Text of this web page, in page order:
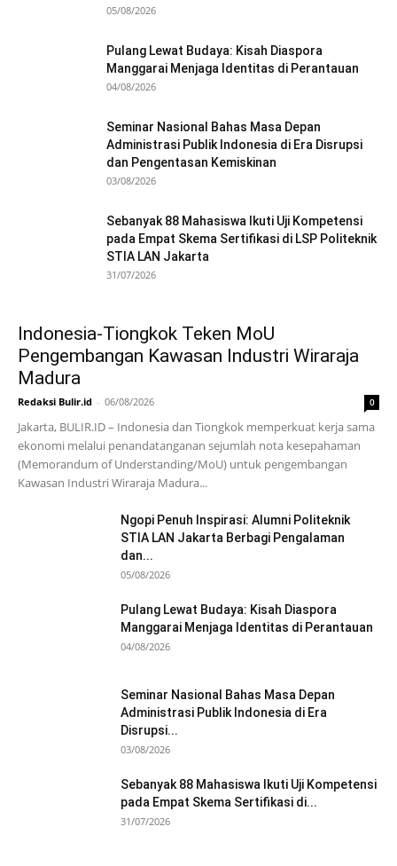
05/08/2026
Pulang Lewat Budaya: Kisah Diaspora
Manggarai Menjaga Identitas di Perantauan
04/08/2026
Seminar Nasional Bahas Masa Depan
Administrasi Publik Indonesia di Era Disrupsi
dan Pengentasan Kemiskinan
03/08/2026
Sebanyak 88 Mahasiswa Ikuti Uji Kompetensi
pada Empat Skema Sertifikasi di LSP Politeknik
STIA LAN Jakarta
31/07/2026
Indonesia-Tiongkok Teken MoU
Pengembangan Kawasan Industri Wiraraja
Madura
Redaksi Bulir.id - 06/08/2026 0
Jakarta, BULIR.ID – Indonesia dan Tiongkok memperkuat kerja sama
ekonomi melalui penandatanganan sejumlah nota kesepahaman
(Memorandum of Understanding/MoU) untuk pengembangan
Kawasan Industri Wiraraja Madura...
Ngopi Penuh Inspirasi: Alumni Politeknik
STIA LAN Jakarta Berbagi Pengalaman
dan...
05/08/2026
Pulang Lewat Budaya: Kisah Diaspora
Manggarai Menjaga Identitas di Perantauan
04/08/2026
Seminar Nasional Bahas Masa Depan
Administrasi Publik Indonesia di Era
Disrupsi...
03/08/2026
Sebanyak 88 Mahasiswa Ikuti Uji Kompetensi
pada Empat Skema Sertifikasi di...
31/07/2026